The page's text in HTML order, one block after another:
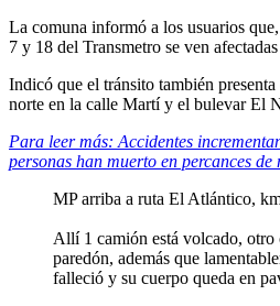
La comuna informó a los usuarios
7 y 18 del Transmetro se ven
Indicó que el tránsito también
norte en la calle Martí y el bulevar El
Para leer más: Accidentes
personas han muerto en percances de
MP arriba a ruta El Atlántico,
Allí 1 camión está volcado, otro
paredón, además que
falleció y su cuerpo queda en